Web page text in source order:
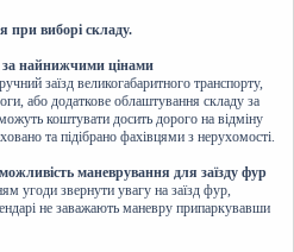
при виборі складу.
за найнижчими цінами
заїзд великогабаритного транспорту,
або додаткове облаштування складу за
коштувати досить дорого на відміну
та підібрано фахівцями з нерухомості.
маневрування для заїзду фур
угоди звернути увагу на заїзд фур,
не заважають маневру припаркувавши